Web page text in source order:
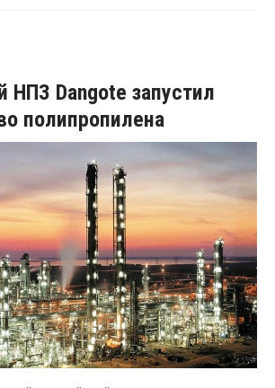
НПЗ Dangote запустил
полипропилена